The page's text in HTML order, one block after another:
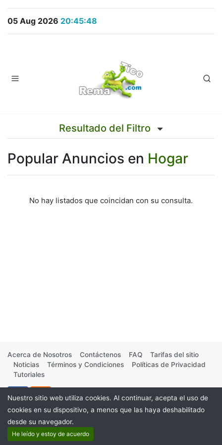
05 Aug 2026 20:45:48
Resultado del Filtro
Popular Anuncios en Hogar
No hay listados que coincidan con su consulta.
Acerca de Nosotros Contáctenos FAQ
Tarifas del sitio
Noticias
Términos y Condiciones
Políticas de Privacidad
Tutoriales
Nuestro sitio web utiliza cookies. Al continuar, acepta el uso de
cookies en su dispositivo, a menos que las haya deshabilitado
desde su navegador.
He leído y estoy de acuerdo